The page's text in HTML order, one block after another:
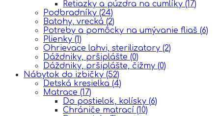
Retiazky a púzdra na cumlíky (17)
Podbradníky (24)
Batohy, vrecká (2)
Potreby a pomôcky na umývanie fliaš (6)
Plienky (1)
Ohrievace lahvi, sterilizatory (2)
Dáždniky, pršiplášte (0)
Dáždniky, pršiplášte, čižmy (0)
Nábytok do izbičky (52)
Detská kresielka (4)
Matrace (17)
Do postielok, kolísky (6)
Chrániče matrací (10)